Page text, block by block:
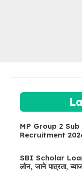
MP Group 2
Recruitment 2026,
SBI Scholar
लोन, जाने पात्रता,